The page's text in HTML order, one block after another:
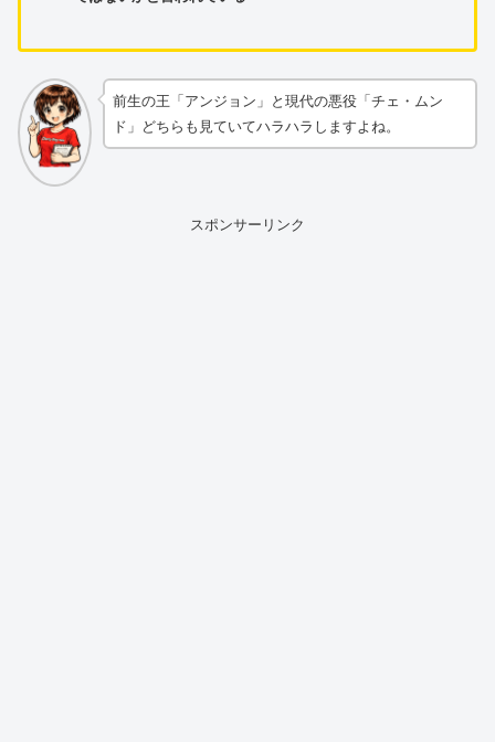
前生の王「アンジョン」と現代の悪役「チェ・ムン
ド」どちらも見ていてハラハラしますよね。
スポンサーリンク